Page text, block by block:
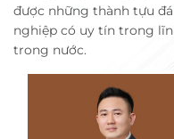
được những thành tựu
nghiệp có uy tín trong
trong nước.